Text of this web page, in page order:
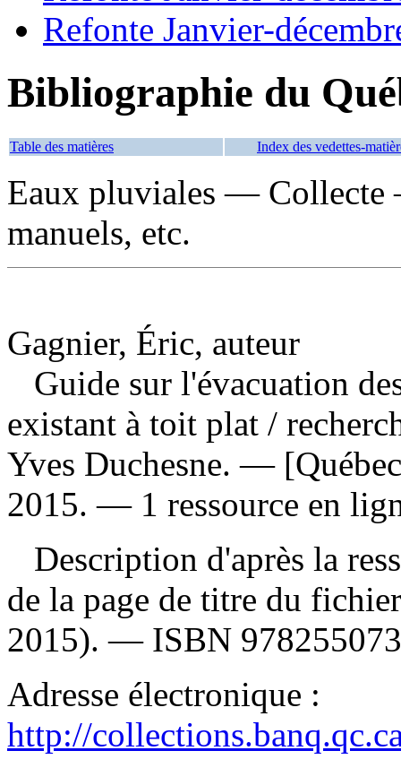
Refonte Janvier-
Bibliographie du
Table des matières Index des vedettes-
Eaux pluviales —
manuels, etc.
Gagnier, Éric, auteur
Guide sur l'évacuation
existant à toit plat /
Yves Duchesne. —
2015. — 1 ressource en
Description d'après la
de la page de titre du
2015). — ISBN
Adresse électronique :
http://